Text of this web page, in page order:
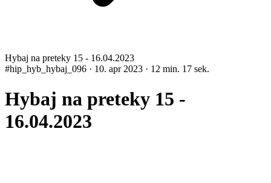
Hybaj na preteky 15 - 16.04.2023
#hip_hyb_hybaj_096 · 10. apr 2023 · 12 min. 17 sek.
Hybaj na preteky 15 -
16.04.2023